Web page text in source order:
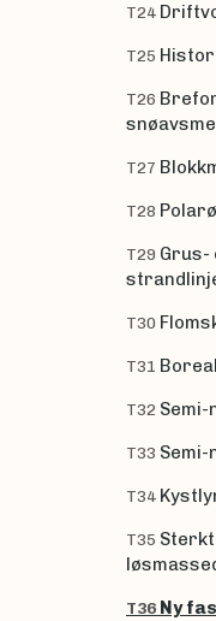
T24
T25
T26
T27
T28
T29 Grus-
T30
T31
T32
T33
T34
T35
T36 Ny